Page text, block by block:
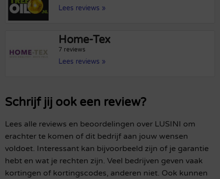
Lees reviews »
Home-Tex
7 reviews
Lees reviews »
Schrijf jij ook een review?
Lees alle reviews en beoordelingen over LUSINI om
erachter te komen of dit bedrijf aan jouw wensen
voldoet. Interessant kan bijvoorbeeld zijn of je garantie
hebt en wat je rechten zijn. Veel bedrijven geven vaak
kortingen of kortingscodes, anderen niet. Ook kunnen